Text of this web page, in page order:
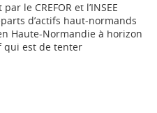
le CREFOR et l’INSEE
d’actifs haut-normands
Haute-Normandie à horizon
qui est de tenter